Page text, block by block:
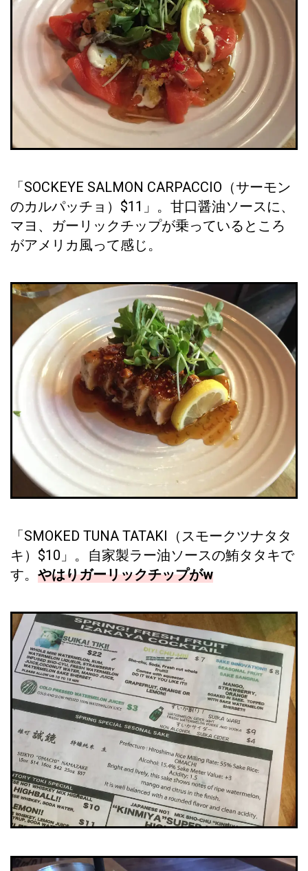
「SOCKEYE SALMON CARPACCIO（サーモン
のカルパッチョ）$11」。甘口醤油ソースに、
マヨ、ガーリックチップが乗っているところ
がアメリカ風って感じ。
「SMOKED TUNA TATAKI（スモークツナタタ
キ）$10」。自家製ラー油ソースの鮪タタキで
す。 やはりガーリックチップがw